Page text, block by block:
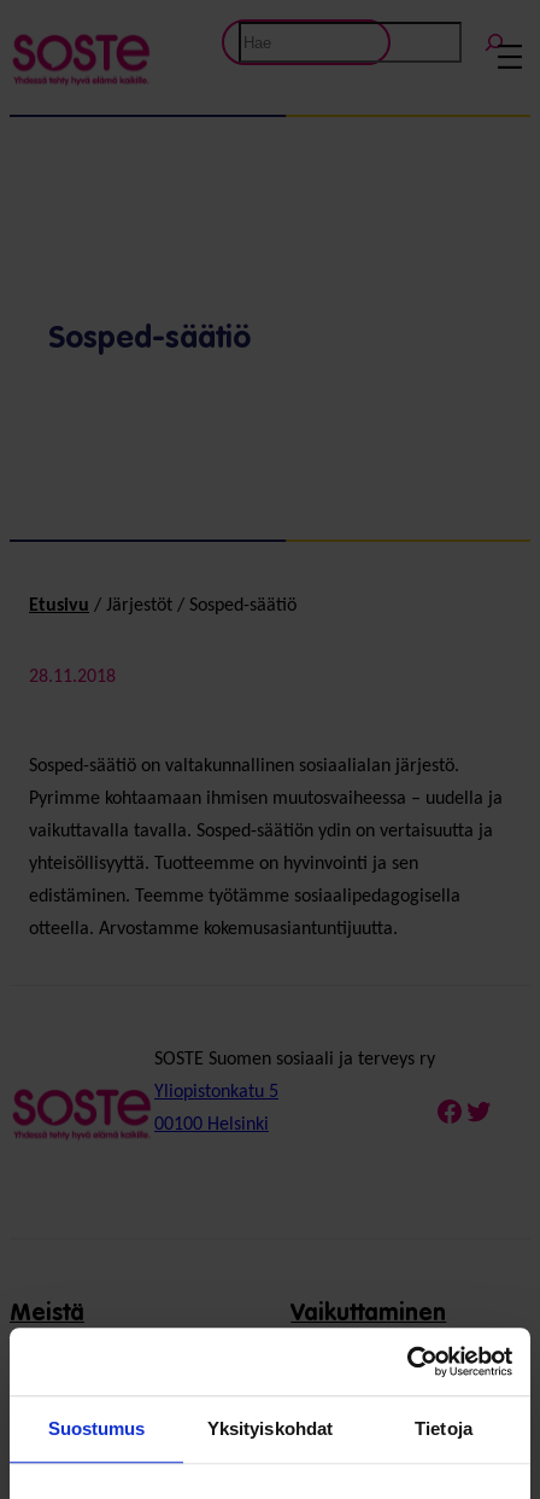
Suostumus Yksityiskohdat Tietoja
Etsi
Sosped-säätiö
Etusivu / Järjestöt / Sosped-säätiö
28.11.2018
Sosped-säätiö on valtakunnallinen sosiaalialan järjestö.
Pyrimme kohtaamaan ihmisen muutosvaiheessa – uudella ja
vaikuttavalla tavalla. Sosped-säätiön ydin on vertaisuutta ja
yhteisöllisyyttä. Tuotteemme on hyvinvointi ja sen
edistäminen. Teemme työtämme sosiaalipedagogisella
otteella. Arvostamme kokemusasiantuntijuutta.
SOSTE Suomen sosiaali ja terveys ry
Yliopistonkatu 5
00100 Helsinki
Meistä
Jäsenedut ja -palvelut
Vaikuttaminen
Kansalaisyhteiskunta ja
Hyvinvointitalous